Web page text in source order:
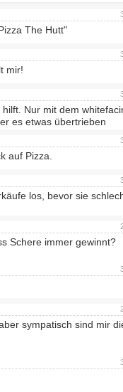
The Hutt"
mir!
Nur mit dem
es etwas übertrieben
auf Pizza.
los, bevor sie
Schere immer gewinnt?
sympatisch sind mir